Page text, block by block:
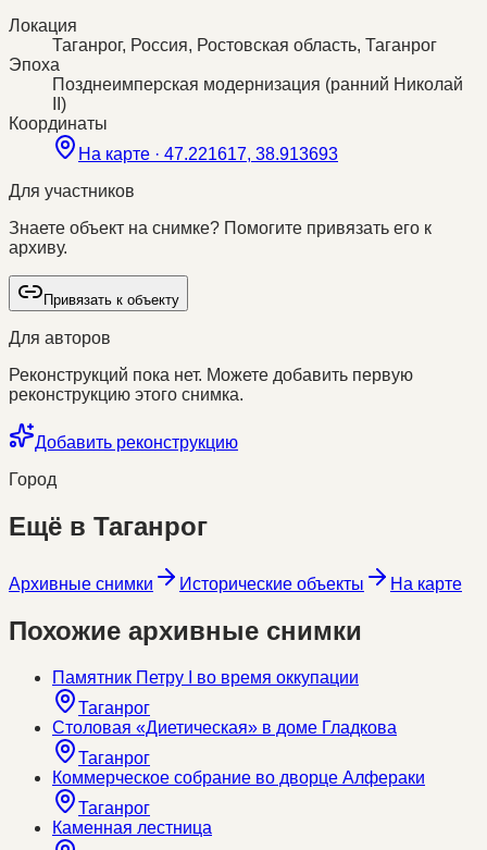
Локация
Таганрог, Россия, Ростовская область, Таганрог
Эпоха
Позднеимперская модернизация (ранний Николай
II)
Координаты
На карте · 47.221617, 38.913693
Для участников
Знаете объект на снимке? Помогите привязать его к
архиву.
Привязать к объекту
Для авторов
Реконструкций пока нет. Можете добавить первую
реконструкцию этого снимка.
Добавить реконструкцию
Город
Ещё в Таганрог
Архивные снимки Исторические объекты На карте
Похожие архивные снимки
Памятник Петру I во время оккупации
Таганрог
Столовая «Диетическая» в доме Гладкова
Таганрог
Коммерческое собрание во дворце Алфераки
Таганрог
Каменная лестница